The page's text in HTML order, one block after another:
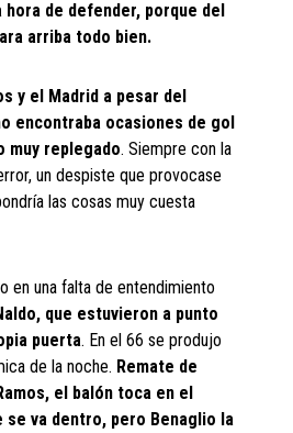
hora de defender, porque del
arriba todo bien.
y el Madrid a pesar del
encontraba ocasiones de gol
muy replegado. Siempre con la
un despiste que provocase
las cosas muy cuesta
en una falta de entendimiento
que estuvieron a punto
puerta. En el 66 se produjo
de la noche. Remate de
el balón toca en el
se va dentro, pero Benaglio la